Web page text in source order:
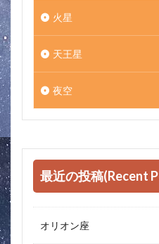
火星
天王星
夜空
最近の投稿(Recent
オリオン座